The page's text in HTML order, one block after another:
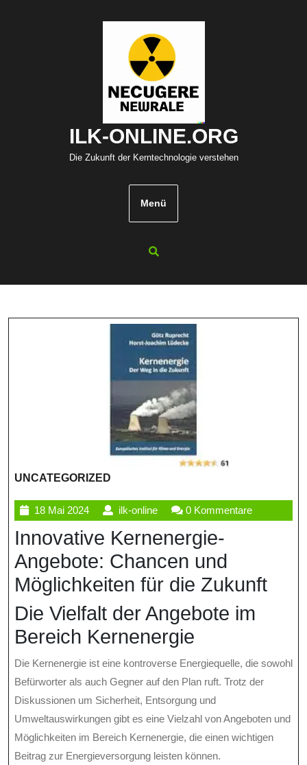
ILK-ONLINE.ORG
Die Zukunft der Kerntechnologie verstehen
Menü
UNCATEGORIZED
18 Mai 202418
2024
ilk-onlineilk-
0 Kommentare
Innovative Kernenergie-
Angebote: Chancen und
Möglichkeiten für die Zukunft
Die Vielfalt der Angebote im
Bereich Kernenergie
Die Kernenergie ist eine kontroverse Energiequelle, die sowohl
Befürworter als auch Gegner auf den Plan ruft. Trotz der
Diskussionen um Sicherheit, Entsorgung und
Umweltauswirkungen gibt es eine Vielzahl von Angeboten und
Möglichkeiten im Bereich Kernenergie, die einen wichtigen
Beitrag zur Energieversorgung leisten können.